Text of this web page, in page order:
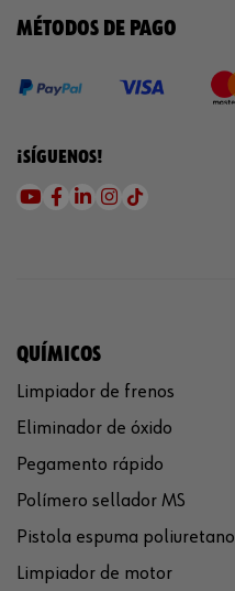
MÉTODOS DE PAGO
¡SÍGUENOS!
QUÍMICOS
Limpiador de frenos
Eliminador de óxido
Pegamento rápido
Polímero sellador MS
Pistola espuma poliuretano
Limpiador de motor